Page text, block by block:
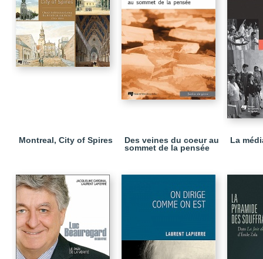
Montreal, City of Spires
Des veines du coeur au
sommet de la pensée
La